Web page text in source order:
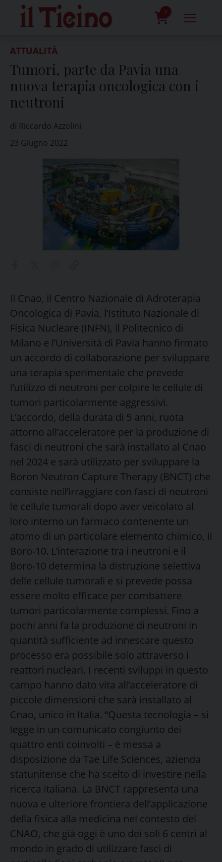
content
0
ATTUALITÀ
Tumori, parte da Pavia una
nuova terapia oncologica con i
neutroni
di Riccardo Azzolini
23 Giugno 2022
Il Cnao, il Centro Nazionale di Adroterapia
Oncologica di Pavia, l’Istituto Nazionale di
Fisica Nucleare (INFN), il Politecnico di
Milano e l’Università di Pavia hanno firmato
un accordo di collaborazione per sviluppare
una terapia sperimentale che prevede
l’utilizzo di neutroni per colpire le cellule di
tumori particolarmente aggressivi.
L’accordo, della durata di 5 anni, ruota
attorno all’acceleratore per la produzione di
fasci di neutroni che sarà installato al Cnao
nel 2024 e sarà utilizzato per sviluppare la
Boron Neutron Capture Therapy (BNCT) che
consiste nell’irraggiare con fasci di neutroni
le cellule tumorali dopo aver veicolato al
loro interno un farmaco contenente un
atomo di un particolare elemento chimico, il
Boro-10. L’interazione tra i neutroni e il
Boro-10 determina la distruzione selettiva
delle cellule tumorali e si prevede possa
essere molto efficace per combattere
tumori particolarmente complessi. Fino a
pochi anni fa la produzione di neutroni in
quantità sufficiente ad innescare questo
processo era possibile solo attraverso i
reattori nucleari. I recenti sviluppi in questo
campo hanno dato vita all’acceleratore di
piccole dimensioni che sarà installato al
Cnao, unico in Italia. “Questa tecnologia – si
legge in un comunicato congiunto dei
quattro enti coinvolti – è messa a
disposizione da Tae Life Sciences, azienda
statunitense che ha scelto di investire nella
ricerca italiana. La BNCT rappresenta una
nuova e ulteriore frontiera dell’applicazione
della fisica alla medicina nel contesto del
CNAO, che già oggi è uno dei soli 6 centri al
mondo in grado di utilizzare fasci di